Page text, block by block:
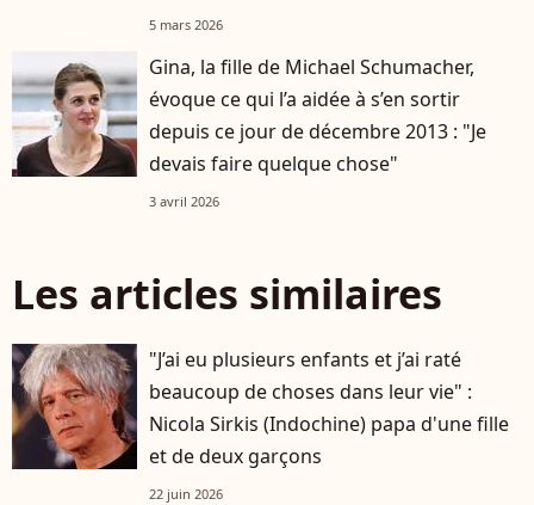
5 mars 2026
Gina, la fille de Michael Schumacher,
évoque ce qui l’a aidée à s’en sortir
depuis ce jour de décembre 2013 : "Je
devais faire quelque chose"
3 avril 2026
Les articles similaires
"J’ai eu plusieurs enfants et j’ai raté
beaucoup de choses dans leur vie" :
Nicola Sirkis (Indochine) papa d'une fille
et de deux garçons
22 juin 2026